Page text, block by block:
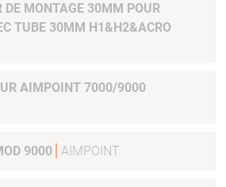
DE MONTAGE 30MM POUR
TUBE 30MM H1&H2&ACRO
AIMPOINT 7000/9000
9000 AIMPOINT